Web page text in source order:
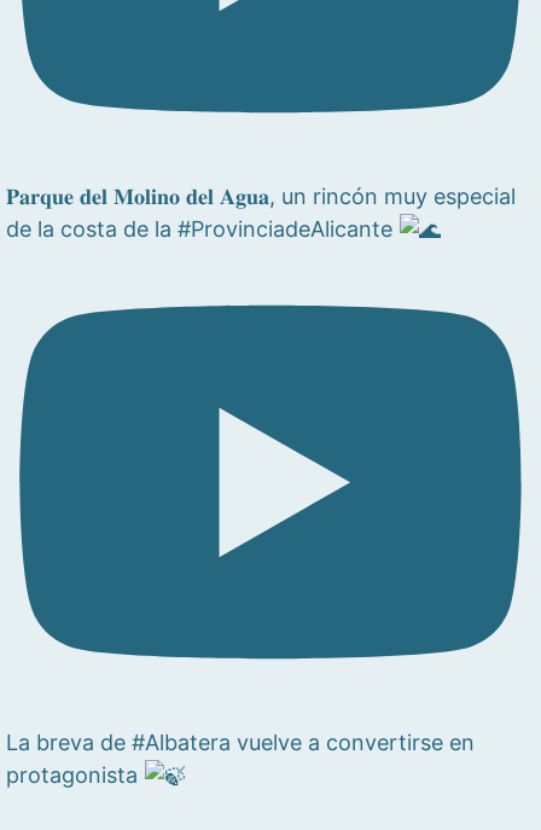
𝐏𝐚𝐫𝐪𝐮𝐞 𝐝𝐞𝐥 𝐌𝐨𝐥𝐢𝐧𝐨 𝐝𝐞𝐥 𝐀𝐠𝐮𝐚, un rincón muy especial
de la costa de la #ProvinciadeAlicante
La breva de #Albatera vuelve a convertirse en
protagonista